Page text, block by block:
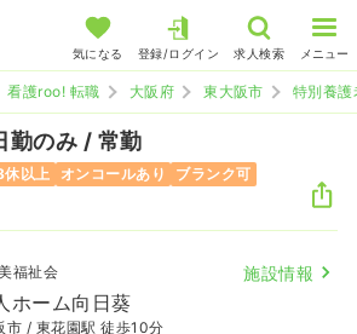
気になる 登録/ログイン 求人検索 メニュー
看護roo! 転職 大阪府 東大阪市 特別養
勤のみ / 常勤
以上 オンコールあり
ブランク可
福祉会 施設情報
ホーム向日葵
市 / 東花園駅 徒歩10分